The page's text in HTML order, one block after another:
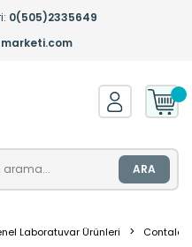
0(505)2335649
ARA
Laboratuvar Ürünleri Contalar